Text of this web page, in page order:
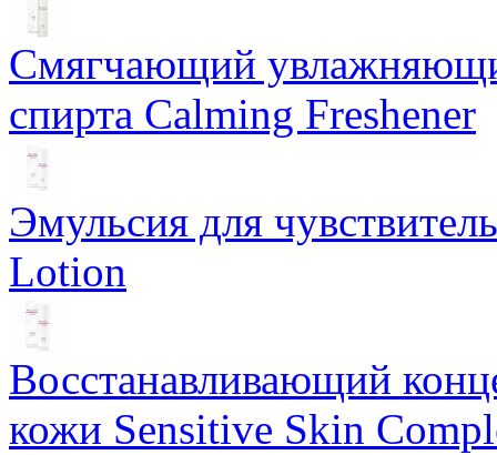
Смягчающий
спирта Calming Freshener
Эмульсия для
Lotion
Восстанавливающий
кожи Sensitive Skin